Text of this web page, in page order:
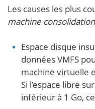
Les causes les plus
machine
Espace disque
données VMFS
machine virtuelle
Si l’espace libre
inférieur à 1 Go,